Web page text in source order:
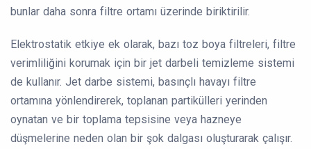
bunlar daha sonra filtre ortamı üzerinde biriktirilir.
Elektrostatik etkiye ek olarak, bazı toz boya filtreleri, filtre
verimliliğini korumak için bir jet darbeli temizleme sistemi
de kullanır. Jet darbe sistemi, basınçlı havayı filtre
ortamına yönlendirerek, toplanan partikülleri yerinden
oynatan ve bir toplama tepsisine veya hazneye
düşmelerine neden olan bir şok dalgası oluşturarak çalışır.